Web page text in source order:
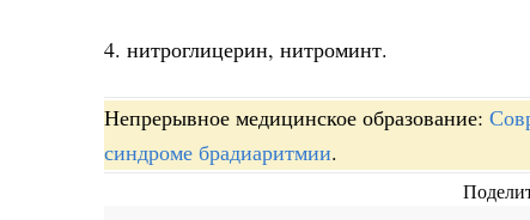
4. нитроглицерин, нитроминт.
Непрерывное медицинское образование:
синдроме брадиаритмии.